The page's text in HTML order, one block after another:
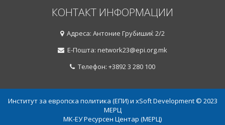
КОНТАКТ ИНФОРМАЦИИ
Адреса: Антоние Грубишиќ 2/2
Е-Пошта: network23@epi.org.mk
Телефон: +3892 3 280 100
Институт за европска политика (ЕПИ) и xSoft Development © 2023
МЕРЦ
МК-ЕУ Ресурсен Центар (МЕРЦ)